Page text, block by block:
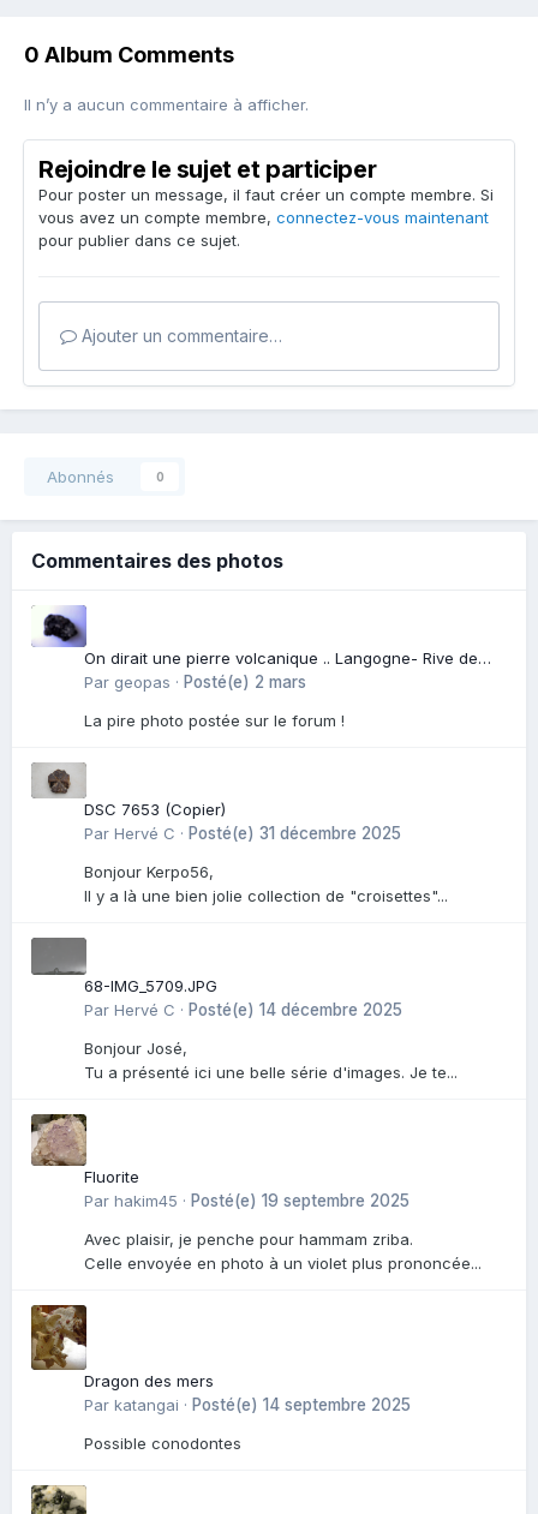
0 Album Comments
Il n’y a aucun commentaire à afficher.
Rejoindre le sujet et participer
Pour poster un message, il faut créer un compte membre. Si
vous avez un compte membre, connectez-vous maintenant
pour publier dans ce sujet.
Ajouter un commentaire…
Abonnés 0
Commentaires des photos
On dirait une pierre volcanique .. Langogne- Rive de
l\'Alli
Par geopas · Posté(e) 2 mars
La pire photo postée sur le forum !
DSC 7653 (Copier)
Par Hervé C · Posté(e) 31 décembre 2025
Bonjour Kerpo56,
Il y a là une bien jolie collection de "croisettes"...
68-IMG_5709.JPG
Par Hervé C · Posté(e) 14 décembre 2025
Bonjour José,
Tu a présenté ici une belle série d'images. Je te...
Fluorite
Par hakim45 · Posté(e) 19 septembre 2025
Avec plaisir, je penche pour hammam zriba.
Celle envoyée en photo à un violet plus prononcée...
Dragon des mers
Par katangai · Posté(e) 14 septembre 2025
Possible conodontes